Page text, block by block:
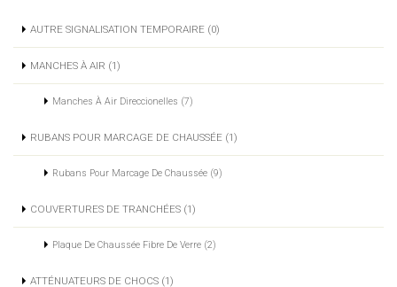
AUTRE SIGNALISATION TEMPORAIRE (0)
MANCHES À AIR (1)
Manches À Air Direccionelles (7)
RUBANS POUR MARCAGE DE CHAUSSÉE (1)
Rubans Pour Marcage De Chaussée (9)
COUVERTURES DE TRANCHÉES (1)
Plaque De Chaussée Fibre De Verre (2)
ATTÉNUATEURS DE CHOCS (1)